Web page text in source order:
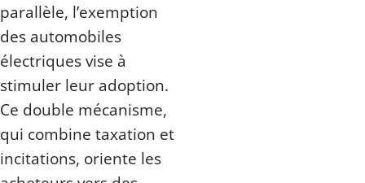
parallèle, l’exemption
des automobiles
électriques vise à
stimuler leur adoption.
Ce double mécanisme,
qui combine taxation et
incitations, oriente les